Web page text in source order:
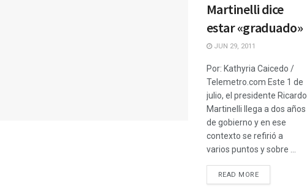
Martinelli dice
estar «graduado»
JUN 29, 2011
Por: Kathyria Caicedo /
Telemetro.com Este 1 de
julio, el presidente Ricardo
Martinelli llega a dos años
de gobierno y en ese
contexto se refirió a
varios puntos y sobre ...
READ MORE